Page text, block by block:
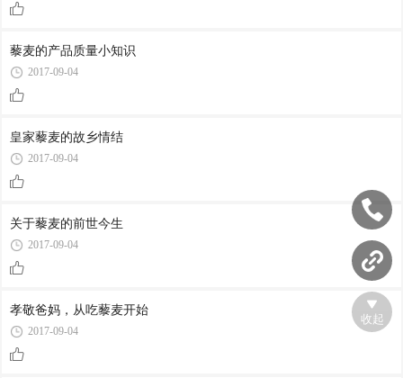
藜麦的产品质量小知识
2017-09-04
皇家藜麦的故乡情结
2017-09-04
关于藜麦的前世今生
2017-09-04
孝敬爸妈，从吃藜麦开始
2017-09-04
收起